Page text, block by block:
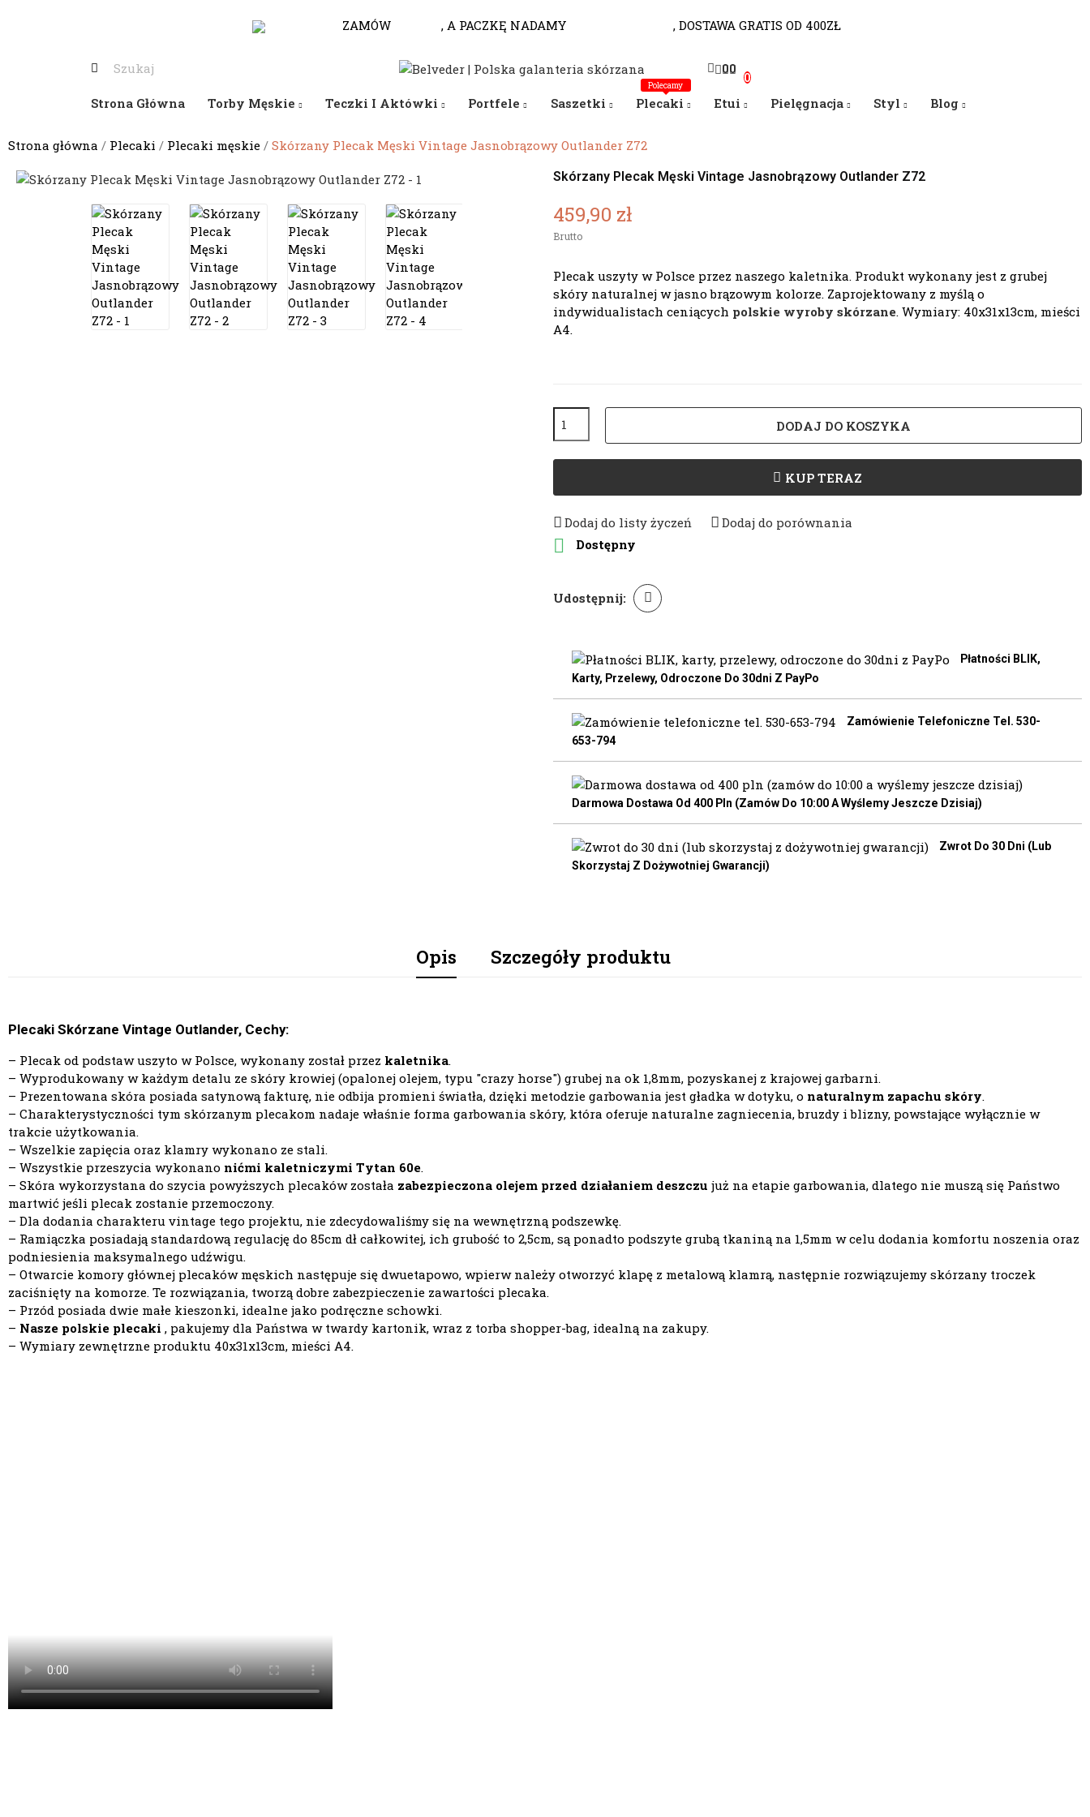
ZAMÓW , A PACZKĘ NADAMY , DOSTAWA GRATIS OD 400ZŁ
00
0
Strona Główna
Torby Męskie Teczki I Aktówki Portfele Saszetki Plecaki
Polecamy
Etui Pielęgnacja Styl Blog
Strona główna Plecaki Plecaki męskie Skórzany Plecak Męski Vintage Jasnobrązowy Outlander Z72
Skórzany Plecak Męski Vintage Jasnobrązowy Outlander Z72
459,90 zł
Brutto
Plecak uszyty w Polsce przez naszego kaletnika. Produkt wykonany jest z grubej
skóry naturalnej w jasno brązowym kolorze. Zaprojektowany z myślą o
indywidualistach ceniących polskie wyroby skórzane. Wymiary: 40x31x13cm, mieści
A4.
DODAJ DO KOSZYKA
KUP TERAZ
Dodaj do listy życzeń Dodaj do porównania
 Dostępny
Udostępnij:
Płatności BLIK,
Karty, Przelewy, Odroczone Do 30dni Z PayPo
Zamówienie Telefoniczne Tel. 530-
653-794
Darmowa Dostawa Od 400 Pln (zamów Do 10:00 A Wyślemy Jeszcze Dzisiaj)
Zwrot Do 30 Dni (lub
Skorzystaj Z Dożywotniej Gwarancji)
Opis Szczegóły produktu
Plecaki Skórzane Vintage Outlander, Cechy:
– Plecak od podstaw uszyto w Polsce, wykonany został przez kaletnika.
– Wyprodukowany w każdym detalu ze skóry krowiej (opalonej olejem, typu "crazy horse") grubej na ok 1,8mm, pozyskanej z krajowej garbarni.
– Prezentowana skóra posiada satynową fakturę, nie odbija promieni światła, dzięki metodzie garbowania jest gładka w dotyku, o naturalnym zapachu skóry.
– Charakterystyczności tym skórzanym plecakom nadaje właśnie forma garbowania skóry, która oferuje naturalne zagniecenia, bruzdy i blizny, powstające wyłącznie w
trakcie użytkowania.
– Wszelkie zapięcia oraz klamry wykonano ze stali.
– Wszystkie przeszycia wykonano nićmi kaletniczymi Tytan 60e.
– Skóra wykorzystana do szycia powyższych plecaków została zabezpieczona olejem przed działaniem deszczu już na etapie garbowania, dlatego nie muszą się Państwo
martwić jeśli plecak zostanie przemoczony.
– Dla dodania charakteru vintage tego projektu, nie zdecydowaliśmy się na wewnętrzną podszewkę.
– Ramiączka posiadają standardową regulację do 85cm dł całkowitej, ich grubość to 2,5cm, są ponadto podszyte grubą tkaniną na 1,5mm w celu dodania komfortu noszenia oraz
podniesienia maksymalnego udźwigu.
– Otwarcie komory głównej plecaków męskich następuje się dwuetapowo, wpierw należy otworzyć klapę z metalową klamrą, następnie rozwiązujemy skórzany troczek
zaciśnięty na komorze. Te rozwiązania, tworzą dobre zabezpieczenie zawartości plecaka.
– Przód posiada dwie małe kieszonki, idealne jako podręczne schowki.
– Nasze polskie plecaki , pakujemy dla Państwa w twardy kartonik, wraz z torba shopper-bag, idealną na zakupy.
– Wymiary zewnętrzne produktu 40x31x13cm, mieści A4.